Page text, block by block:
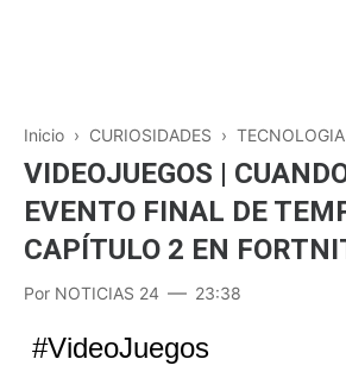
Inicio › CURIOSIDADES › TECNOLOGIA
VIDEOJUEGOS |
EVENTO FINAL DE
CAPÍTULO 2 EN
Por NOTICIAS 24 23:38
#VideoJuegos